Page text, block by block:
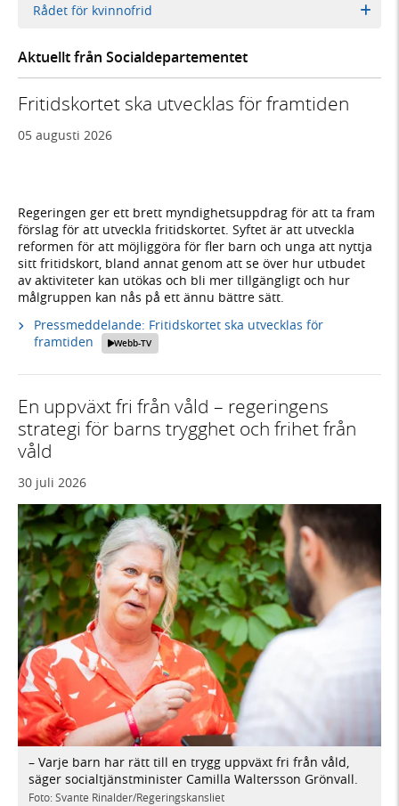
Rådet för kvinnofrid
Aktuellt från Socialdepartementet
Fritidskortet ska utvecklas för framtiden
05 augusti 2026
Regeringen ger ett brett myndighetsuppdrag för att ta fram
förslag för att utveckla fritidskortet. Syftet är att utveckla
reformen för att möjliggöra för fler barn och unga att nyttja
sitt fritidskort, bland annat genom att se över hur utbudet
av aktiviteter kan utökas och bli mer tillgängligt och hur
målgruppen kan nås på ett ännu bättre sätt.
Pressmeddelande: Fritidskortet ska utvecklas för
framtiden
Webb-TV
En uppväxt fri från våld – regeringens
strategi för barns trygghet och frihet från
våld
30 juli 2026
– Varje barn har rätt till en trygg uppväxt fri från våld,
säger socialtjänstminister Camilla Waltersson Grönvall.
Foto: Svante Rinalder/Regeringskansliet